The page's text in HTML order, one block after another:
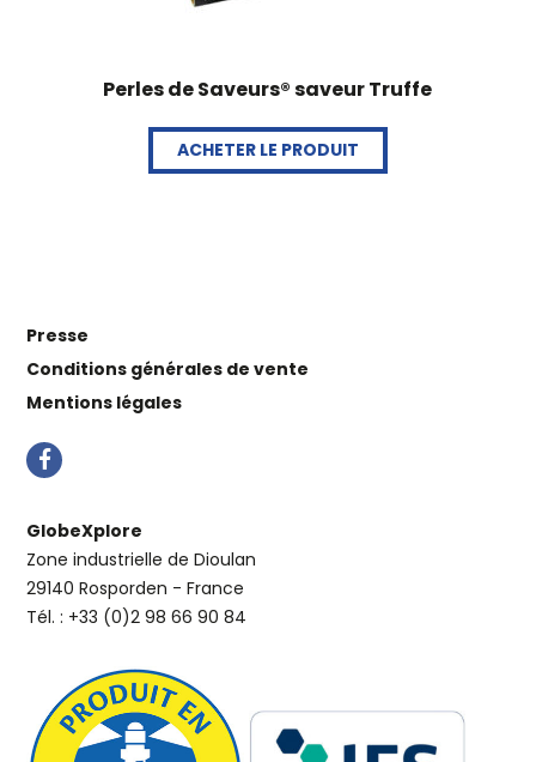
Perles de Saveurs® saveur Truffe
ACHETER LE PRODUIT
Presse
Conditions générales de vente
Mentions légales
GlobeXplore
Zone industrielle de Dioulan
29140 Rosporden - France
Tél. : +33 (0)2 98 66 90 84